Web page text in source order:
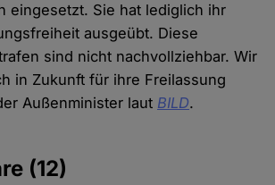
eingesetzt. Sie hat lediglich ihr
ausgeübt. Diese
sind nicht nachvollziehbar. Wir
in Zukunft für ihre Freilassung
Außenminister laut BILD.
(12)